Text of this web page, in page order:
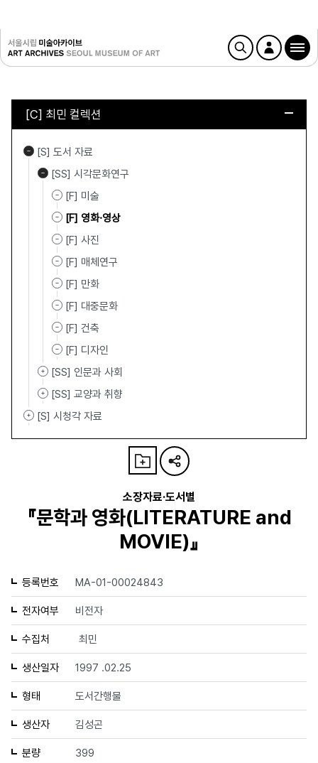
[C] 최민 컬렉션
[S] 도서 자료
[SS] 시각문화연구
[F] 미술
[F] 영화·영상
[F] 사진
[F] 매체연구
[F] 만화
[F] 대중문화
[F] 건축
[F] 디자인
[SS] 인문과 사회
[SS] 교양과 취향
[S] 시청각 자료
소장자료·도서별
『문학과 영화(LITERATURE and
MOVIE)』
등록번호 MA-01-00024843
전자여부 비전자
수집처 최민
생산일자 1997 .02.25
형태 도서간행물
생산자 김성곤
분량 399